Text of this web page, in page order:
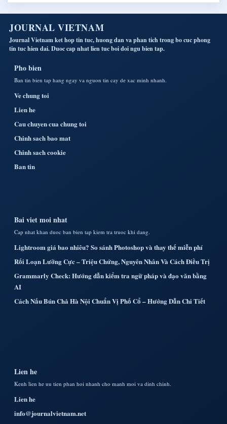
JOURNAL VIETNAM
Journal Vietnam ket hop tin tuc, huong dan va phan tich trong bo cuc phong
tin tuc hien dai. Duoc cap nhat lien tuc boi doi ngu bien tap.
Pho bien
Ban tin bien tap hang ngay va nguon tin cay de xac minh nhanh.
Ve chung toi
Lien he
Cau chuyen cua chung toi
Chinh sach bao mat
Chinh sach cookie
Ban tin
Bai viet moi nhat
Cap nhat khan duoc ban bien tap kiem tra truoc khi dang.
Lightroom giá bao nhiêu? So sánh Photoshop và thay thế miễn phí
Rối Loạn Lưỡng Cực – Triệu Chứng, Nguyên Nhân Và Cách Điều Trị
Grammarly Check: Hướng dẫn kiểm tra ngữ pháp và đạo văn bằng
AI
Cách Nấu Bún Chả Hà Nội Chuẩn Vị Phố Cổ – Hướng Dẫn Chi Tiết
Lien he
Kenh lien he uu tien phan hoi nhanh cho manh moi va dinh chinh.
Lien he
info@journalvietnam.net